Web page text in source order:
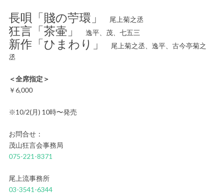
長唄「賤の苧環」 尾上菊之丞
狂言「茶壷」 逸平、茂、七五三
新作「ひまわり」
尾上菊之丞、逸平、古今亭菊之
丞
＜全席指定＞
￥6,000
※10/2(月) 10時〜発売
お問合せ：
茂山狂言会事務局
075-221-8371
尾上流事務所
03-3541-6344